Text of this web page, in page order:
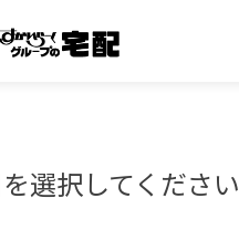
選択してください